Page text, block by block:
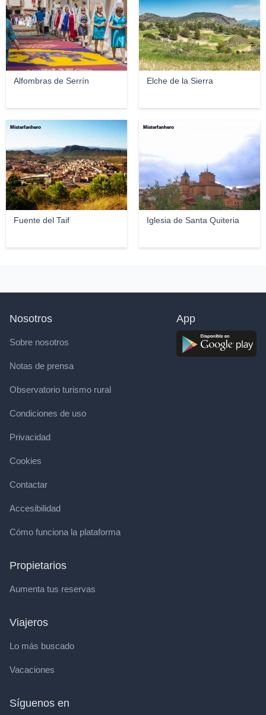
Alfombras de Serrín Elche de la Sierra
Fuente del Taif
Misterfanhero
Iglesia de Santa Quiteria
Misterfanhero
Nosotros
Sobre nosotros
Notas de prensa
Observatorio turismo rural
Condiciones de uso
Privacidad
Cookies
Contactar
Accesibilidad
Cómo funciona la plataforma
Propietarios
Aumenta tus reservas
Viajeros
Lo más buscado
Vacaciones
App
Síguenos en